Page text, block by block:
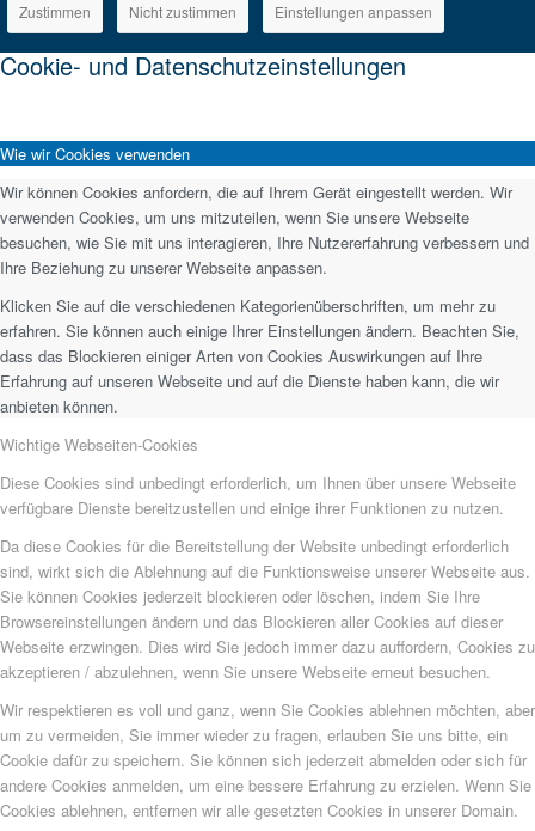
Zustimmen Nicht zustimmen Einstellungen anpassen
Cookie- und Datenschutzeinstellungen
Wie wir Cookies verwenden
Wir können Cookies anfordern, die auf Ihrem Gerät eingestellt werden. Wir
verwenden Cookies, um uns mitzuteilen, wenn Sie unsere Webseite
besuchen, wie Sie mit uns interagieren, Ihre Nutzererfahrung verbessern und
Ihre Beziehung zu unserer Webseite anpassen.
Klicken Sie auf die verschiedenen Kategorienüberschriften, um mehr zu
erfahren. Sie können auch einige Ihrer Einstellungen ändern. Beachten Sie,
dass das Blockieren einiger Arten von Cookies Auswirkungen auf Ihre
Erfahrung auf unseren Webseite und auf die Dienste haben kann, die wir
anbieten können.
Wichtige Webseiten-Cookies
Diese Cookies sind unbedingt erforderlich, um Ihnen über unsere Webseite
verfügbare Dienste bereitzustellen und einige ihrer Funktionen zu nutzen.
Da diese Cookies für die Bereitstellung der Website unbedingt erforderlich
sind, wirkt sich die Ablehnung auf die Funktionsweise unserer Webseite aus.
Sie können Cookies jederzeit blockieren oder löschen, indem Sie Ihre
Browsereinstellungen ändern und das Blockieren aller Cookies auf dieser
Webseite erzwingen. Dies wird Sie jedoch immer dazu auffordern, Cookies zu
akzeptieren / abzulehnen, wenn Sie unsere Webseite erneut besuchen.
Wir respektieren es voll und ganz, wenn Sie Cookies ablehnen möchten, aber
um zu vermeiden, Sie immer wieder zu fragen, erlauben Sie uns bitte, ein
Cookie dafür zu speichern. Sie können sich jederzeit abmelden oder sich für
andere Cookies anmelden, um eine bessere Erfahrung zu erzielen. Wenn Sie
Cookies ablehnen, entfernen wir alle gesetzten Cookies in unserer Domain.